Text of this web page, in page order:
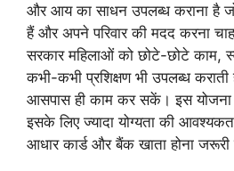
और आय का साधन उपलब्ध कराना है
हैं और अपने परिवार की मदद करना
सरकार महिलाओं को छोटे-छोटे काम,
कभी-कभी प्रशिक्षण भी उपलब्ध
आसपास ही काम कर सकें। इस योजना
इसके लिए ज्यादा योग्यता की
आधार कार्ड और बैंक खाता होना जरूरी